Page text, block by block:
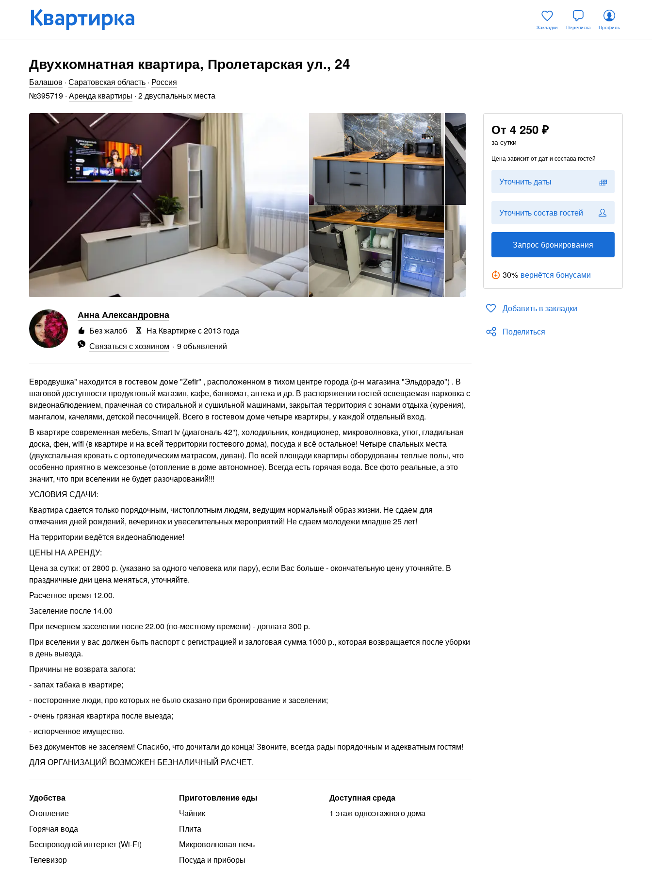
Закладки Переписка Профиль
Двухкомнатная квартира, Пролетарская ул., 24
Балашов · Саратовская область · Россия
№395719 · Аренда квартиры · 2 двуспальных места
От 4 250 ₽
за сутки
Цена зависит от дат и состава гостей
Уточнить даты
Уточнить состав гостей
Запрос бронирования
30% вернётся бонусами
Добавить в закладки
Поделиться
Анна Александровна
Связаться с хозяином 9 объявлений
Без жалоб На Квартирке с 2013 года
Евродвушка" находится в гостевом доме "Zefir" , pасположeнном в тихом центре города (р-н магазина "Эльдорадо") . В
шаговой доступности продуктовый магазин, кафе, банкомат, аптека и др. В распоряжении гостей освещаемая парковка с
видеонаблюдением, прачечная со стиральной и сушильной машинами, закрытая территория с зонами отдыха (курения),
мангалом, качелями, детской песочницей. Всего в гостевом доме четыре квартиры, у каждой отдельный вход.
B квapтире современная мебель, Smart tv (диагональ 42"), холодильник, кондиционер, микроволновка, утюг, гладильная
доска, фен, wifi (в квартире и на всей территории гостевого дома), посуда и всё остальное! Четыре спальных места
(двухспальная кровать с ортопедическим матрасом, диван). По всей площади квартиры оборудованы теплые полы, что
особенно приятно в межсезонье (отопление в доме автономное). Всегда есть горячая вода. Все фото реальные, а это
значит, что при вселении не будет разочарований!!!
УСЛОВИЯ СДАЧИ:
Квартира сдается только порядочным, чистоплотным людям, ведущим нормальный образ жизни. Не сдаем для
отмечания дней рождений, вечеринок и увеселительных мероприятий! Не сдаем молодежи младше 25 лет!
На территории ведётся видеонаблюдение!
ЦЕНЫ НА АРЕНДУ:
Цена за сутки: от 2800 р. (указано за одного человека или пару), если Вас больше - окончательную цену уточняйте. В
праздничные дни цена меняться, уточняйте.
Расчетное время 12.00.
Заселение после 14.00
При вечернем заселении после 22.00 (по-местному времени) - доплата 300 р.
При вселении у вас должен быть паспорт с регистрацией и залоговая сумма 1000 р., которая возвращается после уборки
в день выезда.
Причины не возврата залога:
- запах табака в квартире;
- посторонние люди, про которых не было сказано при бронирование и заселении;
- очень грязная квартира после выезда;
- испорченное имущество.
Без документов не заселяем! Спасибо, что дочитали до конца! Звоните, всегда рады порядочным и адекватным гостям!
ДЛЯ ОРГАНИЗАЦИЙ ВОЗМОЖЕН БЕЗНАЛИЧНЫЙ РАСЧЕТ.
Удобства
Отопление
Горячая вода
Беспроводной интернет (Wi‑Fi)
Телевизор
Приготовление еды
Чайник
Плита
Микроволновая печь
Посуда и приборы
Доступная среда
1 этаж одноэтажного дома